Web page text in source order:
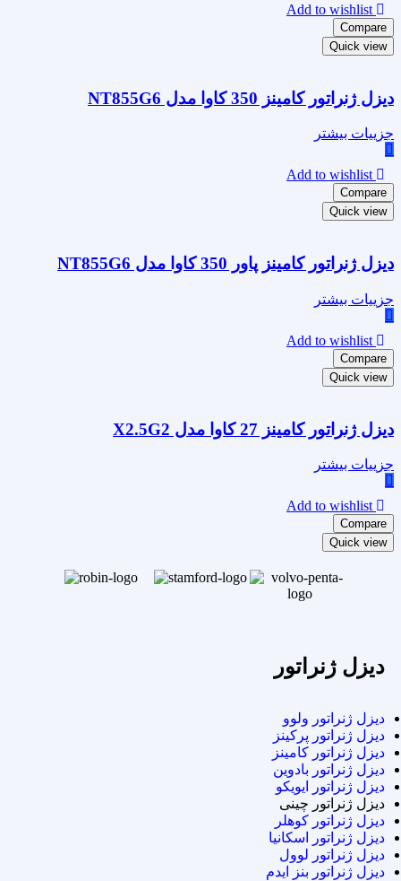
Add to wishlist
Compare
Quick view
دیزل ژنراتور کامینز 350 کاوا مدل NT855G6
جزییات بیشتر
Add to wishlist
Compare
Quick view
دیزل ژنراتور کامینز پاور 350 کاوا مدل NT855G6
جزییات بیشتر
Add to wishlist
Compare
Quick view
دیزل ژنراتور کامینز 27 کاوا مدل X2.5G2
جزییات بیشتر
Add to wishlist
Compare
Quick view
دیزل ژنراتور
دیزل ژنراتور ولوو
دیزل ژنراتور پرکینز
دیزل ژنراتور کامینز
دیزل ژنراتور بادوین
دیزل ژنراتور ایویکو
دیزل ژنراتور چینی
دیزل ژنراتور کوهلر
دیزل ژنراتور اسکانیا
دیزل ژنراتور لوول
دیزل ژنراتور بنز ایدم